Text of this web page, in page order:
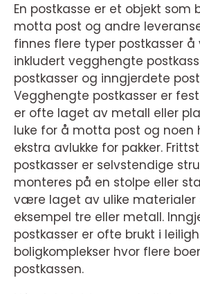
En postkasse er et objekt som
motta post og andre
finnes flere typer postkasser
inkludert vegghengte
postkasser og inngjerdete
Vegghengte postkasser er
er ofte laget av metall eller
luke for å motta post og noen
ekstra avlukke for pakker.
postkasser er selvstendige
monteres på en stolpe eller
være laget av ulike materialer
eksempel tre eller metall.
postkasser er ofte brukt i
boligkomplekser hvor flere
postkassen.